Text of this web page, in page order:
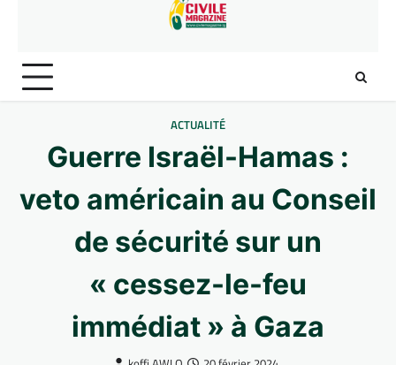
ACTUALITÉ
Guerre Israël-Hamas :
veto américain au Conseil
de sécurité sur un
« cessez-le-feu
immédiat » à Gaza